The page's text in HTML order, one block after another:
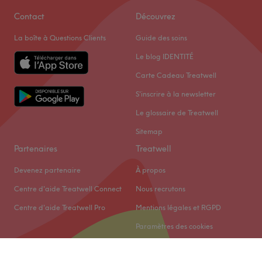
Contact
La boîte à Questions Clients
Découvrez
Guide des soins
Le blog IDENTITÉ
Carte Cadeau Treatwell
S'inscrire à la newsletter
Le glossaire de Treatwell
Sitemap
Partenaires
Devenez partenaire
Centre d'aide Treatwell Connect
Centre d'aide Treatwell Pro
Treatwell
À propos
Nous recrutons
Mentions légales et RGPD
Paramètres des cookies